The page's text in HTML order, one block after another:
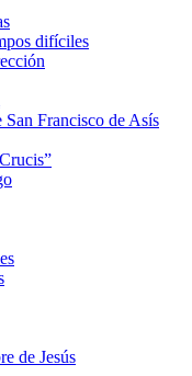
difíciles
Francisco de Asís
de Jesús